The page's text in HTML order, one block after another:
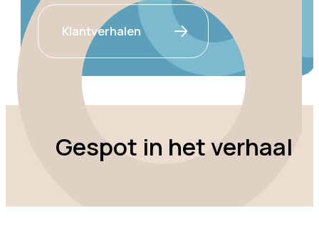
Klantverhalen
Gespot in het verhaal